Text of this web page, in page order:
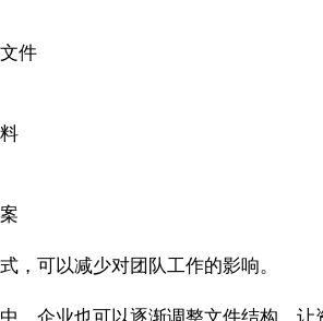
件
，可以减少对团队工作的影响。
，企业也可以逐渐调整文件结构，让